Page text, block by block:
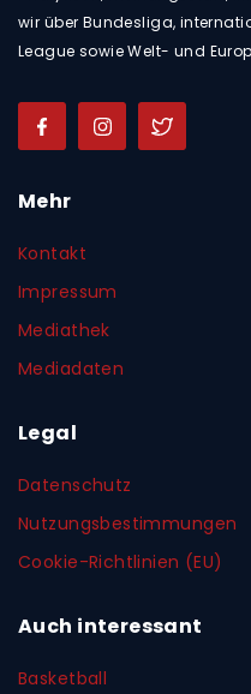
wir über Bundesliga,
League sowie Welt- und
Mehr
Kontakt
Impressum
Mediathek
Mediadaten
Legal
Datenschutz
Nutzungsbestimmungen
Cookie-Richtlinien (EU)
Auch interessant
Basketball